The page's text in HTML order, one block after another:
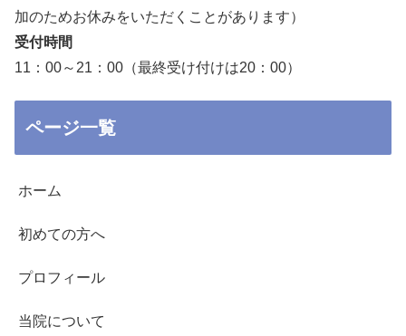
加のためお休みをいただくことがあります）
受付時間
11：00～21：00（最終受け付けは20：00）
ページ一覧
ホーム
初めての方へ
プロフィール
当院について